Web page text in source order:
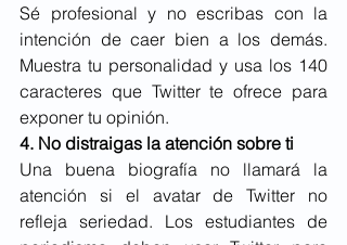
Sé profesional y no escribas con la
intención de caer bien a los demás.
Muestra tu personalidad y usa los 140
caracteres que Twitter te ofrece para
exponer tu opinión.
4. No distraigas la atención sobre ti
Una buena biografía no llamará la
atención si el avatar de Twitter no
refleja seriedad. Los estudiantes de